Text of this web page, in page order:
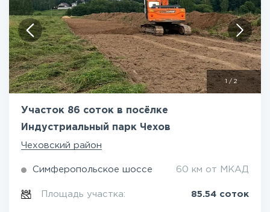
1 / 2
Участок 86 соток в посёлке
Индустриальный парк Чехов
Чеховский район
Симферопольское шоссе 60 км от МКАД
Площадь участка: 85.54 соток